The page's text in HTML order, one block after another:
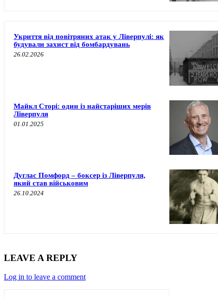
Укриття від повітряних атак у Ліверпулі: як
будували захист від бомбардувань
26.02.2026
Майкл Сторі: один із найстаріших мерів
Ліверпуля
01.01.2025
Дуглас Помфорд – боксер із Ліверпуля,
який став військовим
26.10.2024
LEAVE A REPLY
Log in to leave a comment